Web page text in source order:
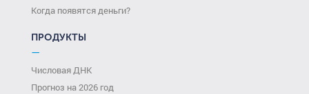
Когда появятся деньги?
ПРОДУКТЫ
—
Числовая ДНК
Прогноз на 2026 год